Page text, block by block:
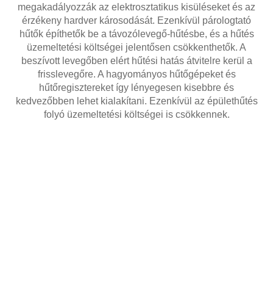
megakadályozzák az elektrosztatikus kisüléseket és az
érzékeny hardver károsodását. Ezenkívül párologtató
hűtők építhetők be a távozólevegő-hűtésbe, és a hűtés
üzemeltetési költségei jelentősen csökkenthetők. A
beszívott levegőben elért hűtési hatás átvitelre kerül a
frisslevegőre. A hagyományos hűtőgépeket és
hűtőregisztereket így lényegesen kisebbre és
kedvezőbben lehet kialakítani. Ezenkívül az épülethűtés
folyó üzemeltetési költségei is csökkennek.